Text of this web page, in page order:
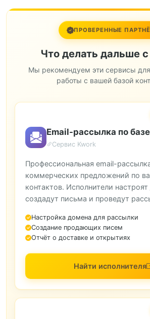
ПРОВЕРЕННЫЕ
Что делать дальше с
Мы рекомендуем эти сервисы
работы с вашей базой
Email-рассылка по базе
Сервис Kwork
Профессиональная email-
коммерческих предложений по
контактов. Исполнители
создадут письма и проведут
Настройка домена для рассылки
Создание продающих писем
Отчёт о доставке и открытиях
Найти исполнителя